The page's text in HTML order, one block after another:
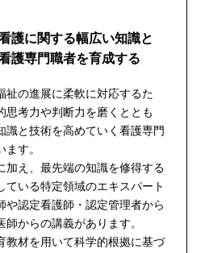
護に関する幅広い知識と
護専門職者を育成する
の進展に柔軟に対応するた
思考力や判断力を磨くととも
識と技術を高めていく看護専門
す。
え、最先端の知識を修得する
ている特定領域のエキスパート
や認定看護師・認定管理者から
からの講義があります。
材を用いて科学的根拠に基づ